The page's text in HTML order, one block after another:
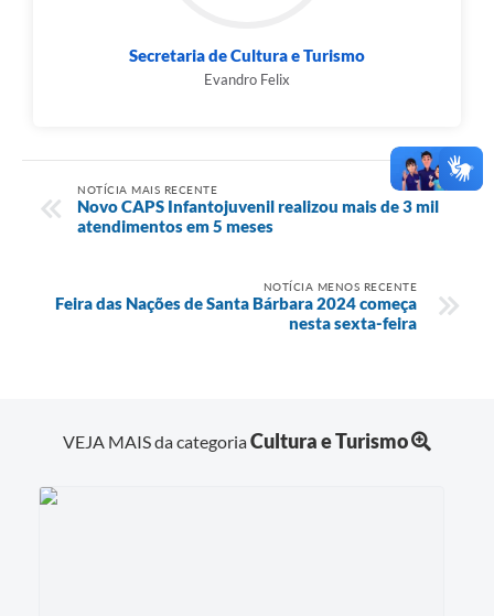
Secretaria de Cultura e Turismo
Evandro Felix
NOTÍCIA MAIS RECENTE
Novo CAPS Infantojuvenil realizou mais de 3 mil
atendimentos em 5 meses
NOTÍCIA MENOS RECENTE
Feira das Nações de Santa Bárbara 2024 começa
nesta sexta-feira
VEJA MAIS da categoriaCultura e Turismo